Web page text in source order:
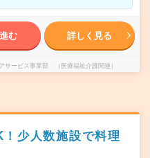
む 詳しく見る
ービス事業部 （医療福祉介護関連）
！少人数施設で料理